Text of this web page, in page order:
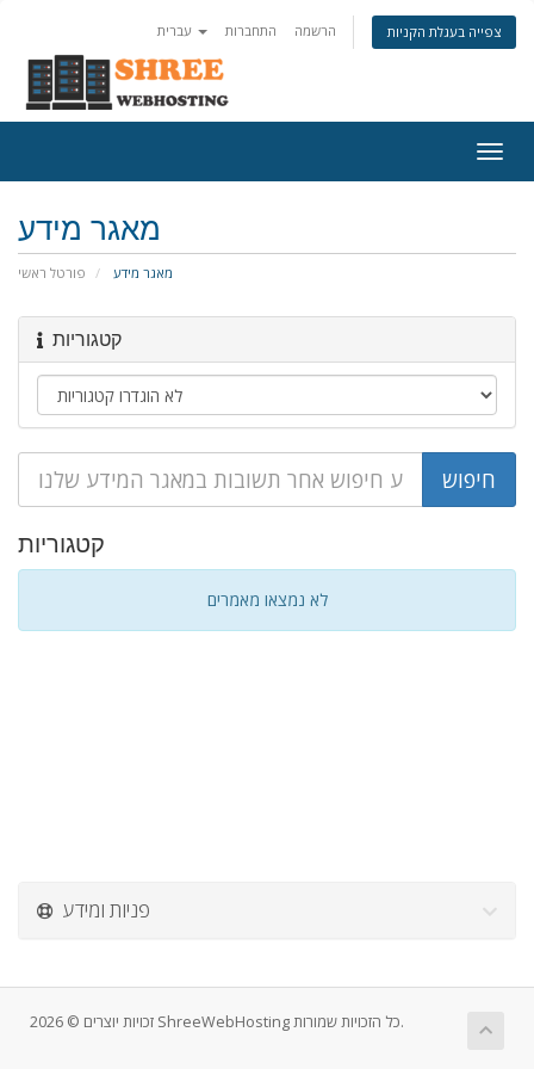
התחברות הרשמה צפייה בעגלת הקניות
ניווט
מאגר מידע
פורטל ראשי מאגר מידע
קטגוריות
קטגוריות
לא נמצאו מאמרים
פניות ומידע
זכויות יוצרים © 2026 ShreeWebHosting כל הזכויות שמורות.